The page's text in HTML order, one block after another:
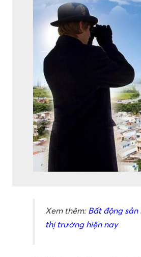
Xem thêm: Bất động sản
thị trường hiện nay